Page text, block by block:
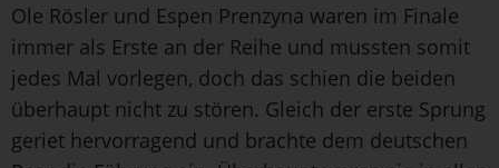
Ole Rösler und Espen Prenzyna waren im Finale
immer als Erste an der Reihe und mussten somit
jedes Mal vorlegen, doch das schien die beiden
überhaupt nicht zu stören. Gleich der erste Sprung
geriet hervorragend und brachte dem deutschen